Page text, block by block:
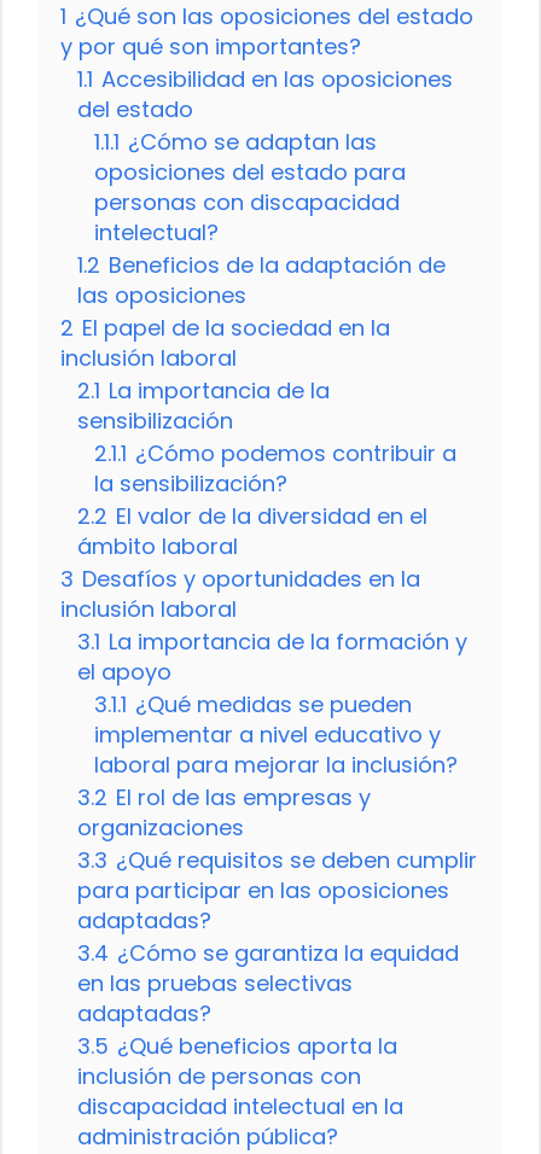
1 ¿Qué son las oposiciones del estado
y por qué son importantes?
1.1 Accesibilidad en las oposiciones
del estado
1.1.1 ¿Cómo se adaptan las
oposiciones del estado para
personas con discapacidad
intelectual?
1.2 Beneficios de la adaptación de
las oposiciones
2 El papel de la sociedad en la
inclusión laboral
2.1 La importancia de la
sensibilización
2.1.1 ¿Cómo podemos contribuir a
la sensibilización?
2.2 El valor de la diversidad en el
ámbito laboral
3 Desafíos y oportunidades en la
inclusión laboral
3.1 La importancia de la formación y
el apoyo
3.1.1 ¿Qué medidas se pueden
implementar a nivel educativo y
laboral para mejorar la inclusión?
3.2 El rol de las empresas y
organizaciones
3.3 ¿Qué requisitos se deben cumplir
para participar en las oposiciones
adaptadas?
3.4 ¿Cómo se garantiza la equidad
en las pruebas selectivas
adaptadas?
3.5 ¿Qué beneficios aporta la
inclusión de personas con
discapacidad intelectual en la
administración pública?